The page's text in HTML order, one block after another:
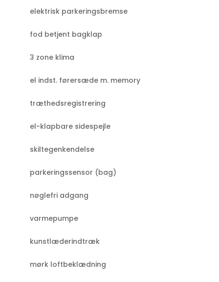
elektrisk parkeringsbremse
fod betjent bagklap
3 zone klima
el indst. førersæde m. memory
træthedsregistrering
el-klapbare sidespejle
skiltegenkendelse
parkeringssensor (bag)
nøglefri adgang
varmepumpe
kunstlæderindtræk
mørk loftbeklædning